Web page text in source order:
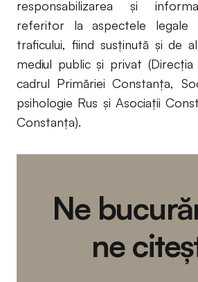
responsabilizarea și
referitor la aspectele legale
traficului, fiind susținută și de
mediul public și privat
cadrul Primăriei Constanța,
psihologie Rus și Asociații
Constanța).
Ne
ne